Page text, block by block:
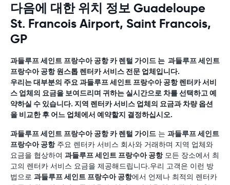
다음에 대한 위치 정보 Guadeloupe
St. Francois Airport, Saint Francois,
GP
과들루프 세인트 프랑수아 공항카 렌털 가이드 는 과들루프 세인트
프랑수아 공항원스톱 렌터카 서비스 전문 업체입니다.
우리는 대부분의 주요 과들루프 세인트 프랑수아 공항렌터카 서비
스 업체의 요금을 보여드리며 귀하는 실시간으로 차를 선택하고 예
약하실 수 있습니다. 지역 렌터카 서비스 업체의 요금과 차량 옵션
을 비교한 후 어느 업체에서 예약할지 결정하십시오.
과들루프 세인트 프랑수아 공항카 렌털 가이드 는 과들루프 세인트
프랑수아 공항주요 렌터카 서비스 회사와 거래하며 지역 업체와
요금을 협상하여 과들루프 세인트 프랑수아 공항모든 장소에서 최
고의 렌터카 서비스 요금을 제공해드립니다.우리 고객은 이런 방
법으로 과들루프 세인트 프랑수아 공항에서 언제나 최적의 렌터카